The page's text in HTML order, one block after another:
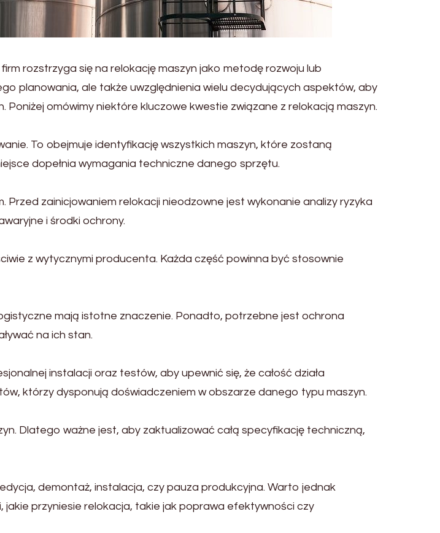
rozstrzyga się na relokację maszyn jako metodę rozwoju lub
planowania, ale także uwzględnienia wielu decydujących aspektów, aby
omówimy niektóre kluczowe kwestie związane z relokacją maszyn.
To obejmuje identyfikację wszystkich maszyn, które zostaną
dopełnia wymagania techniczne danego sprzętu.
zainicjowaniem relokacji nieodzowne jest wykonanie analizy ryzyka
i środki ochrony.
z wytycznymi producenta. Każda część powinna być stosownie
mają istotne znaczenie. Ponadto, potrzebne jest ochrona
na ich stan.
instalacji oraz testów, aby upewnić się, że całość działa
którzy dysponują doświadczeniem w obszarze danego typu maszyn.
Dlatego ważne jest, aby zaktualizować całą specyfikację techniczną,
demontaż, instalacja, czy pauza produkcyjna. Warto jednak
przyniesie relokacja, takie jak poprawa efektywności czy